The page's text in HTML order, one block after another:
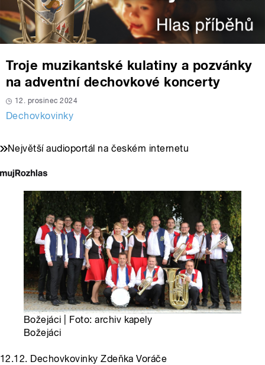
Troje muzikantské kulatiny a pozvánky
na adventní dechovkové koncerty
12. prosinec 2024
Dechovkovinky
Největší audioportál na českém internetu
Božejáci | Foto: archiv kapely
Božejáci
12.12. Dechovkovinky Zdeňka Voráče